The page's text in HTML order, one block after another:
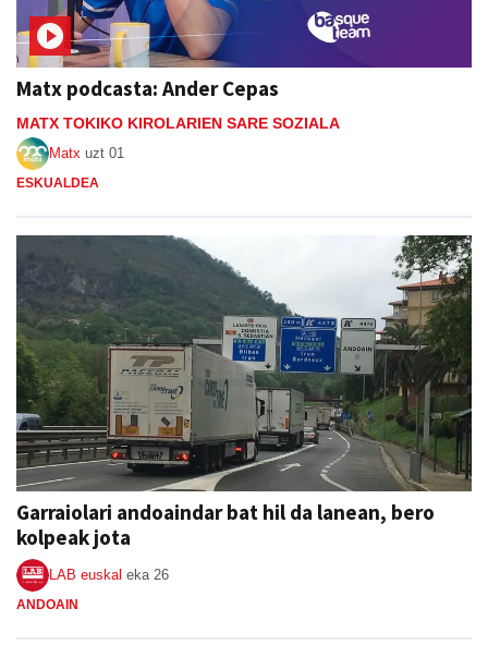
Matx podcasta: Ander Cepas
MATX TOKIKO KIROLARIEN SARE SOZIALA
Matx uzt 01
ESKUALDEA
Garraiolari andoaindar bat hil da lanean, bero
kolpeak jota
LAB euskal eka 26
ANDOAIN